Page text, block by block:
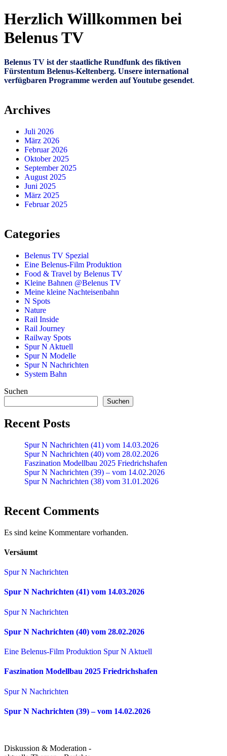
Herzlich Willkommen bei
Belenus TV
Belenus TV ist der staatliche Rundfunk des fiktiven
Fürstentum Belenus-Keltenberg. Unsere international
verfügbaren Programme werden auf Youtube gesendet.
Archives
Juli 2026
März 2026
Februar 2026
Oktober 2025
September 2025
August 2025
Juni 2025
März 2025
Februar 2025
Categories
Belenus TV Spezial
Eine Belenus-Film Produktion
Food & Travel by Belenus TV
Kleine Bahnen @Belenus TV
Meine kleine Nachteisenbahn
N Spots
Nature
Rail Inside
Rail Journey
Railway Spots
Spur N Aktuell
Spur N Modelle
Spur N Nachrichten
System Bahn
Suchen
Suchen
Recent Posts
Spur N Nachrichten (41) vom 14.03.2026
Spur N Nachrichten (40) vom 28.02.2026
Faszination Modellbau 2025 Friedrichshafen
Spur N Nachrichten (39) – vom 14.02.2026
Spur N Nachrichten (38) vom 31.01.2026
Recent Comments
Es sind keine Kommentare vorhanden.
Versäumt
Spur N Nachrichten
Spur N Nachrichten (41) vom 14.03.2026
Spur N Nachrichten
Spur N Nachrichten (40) vom 28.02.2026
Eine Belenus-Film Produktion Spur N Aktuell
Faszination Modellbau 2025 Friedrichshafen
Spur N Nachrichten
Spur N Nachrichten (39) – vom 14.02.2026
Diskussion & Moderation -